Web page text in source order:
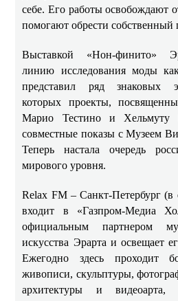
себе. Его работы освобождают
помогают обрести собственный
Выставкой «Нон-финито»
линию исследования моды
представил ряд знаковых
которых проекты,
Марио Тестино и Хельмуту
совместные показы с Музеем
Теперь настала очередь
мирового уровня.
Relax FM – Санкт-Петербург
входит в «Газпром-Медиа
официальным партнером
искусства Эрарта и освещает
Ежегодно здесь проходит
живописи, скульптуры,
архитектуры и